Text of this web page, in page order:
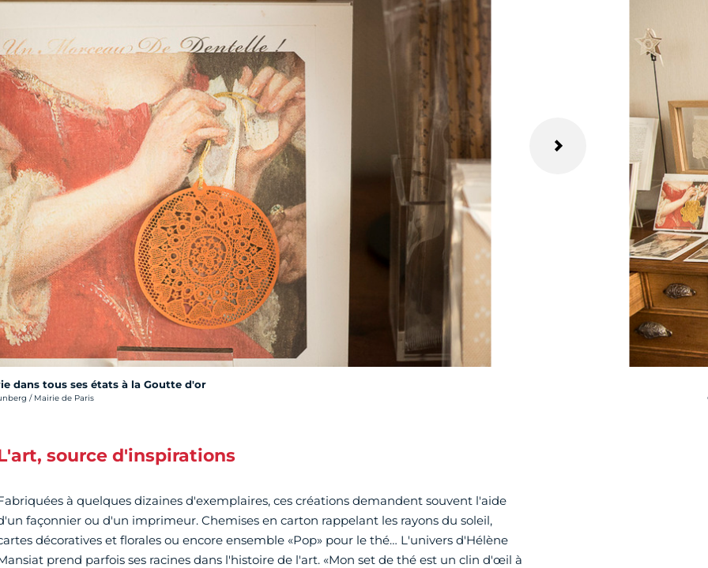
dans tous ses états à la Goutte d'or
/ Mairie de Paris
source d'inspirations
à quelques dizaines d'exemplaires, ces créations demandent souvent l'aide
façonnier ou d'un imprimeur. Chemises en carton rappelant les rayons du soleil,
décoratives et florales ou encore ensemble «Pop» pour le thé… L'univers d'Hélène
prend parfois ses racines dans l'histoire de l'art. «Mon set de thé est un clin d'œil à